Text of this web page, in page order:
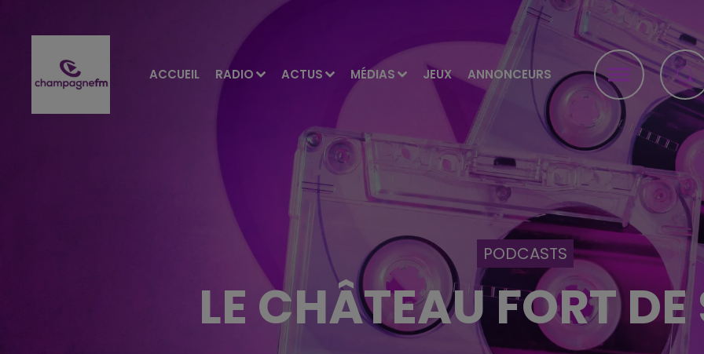
ACCUEIL RADIO ACTUS MÉDIAS JEUX ANNONCEURS
PODCASTS
LE CHÂTEAU FORT